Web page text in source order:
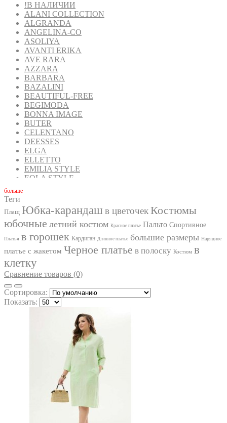
!В НАЛИЧИИ
ALANI COLLECTION
ALGRANDA
ANGELINA-CO
ASOLIYA
AVANTI ERIKA
AVE RARA
AZZARA
BARBARA
BAZALINI
BEAUTIFUL-FREE
BEGIMODA
BONNA IMAGE
BUTER
CELENTANO
DEESSES
ELGA
ELLETTO
EMILIA STYLE
EOLA STYLE
FOXY FOX
GIZART
GOLDEN VALLEY
IVA
IVELTA PLUS
JURIMEX
KALORIS
LA KONA
LADIS LINE
LADY SECRET
LADY STYLE CLASSIC
LIONA STYLE
LUCKY FOX
бoльше
Теги
Плащ Юбка-карандаш в цветочекКостюмы
юбочные летний костюм Красное платье Пальто Спортивное
Платья в горошек Кардиган Длинное платье большие размеры Нарядное
платье с жакетом Черное платье в полоску Костюм в
клетку
Сравнение товаров (0)
Сортировка:
Показать: